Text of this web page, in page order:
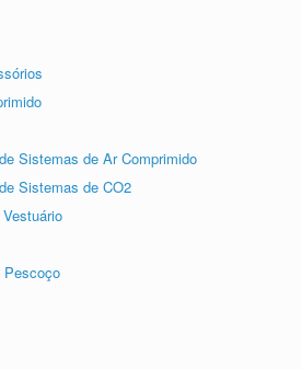
Sistemas de Ar Comprimido
Sistemas de CO2
Pescoço